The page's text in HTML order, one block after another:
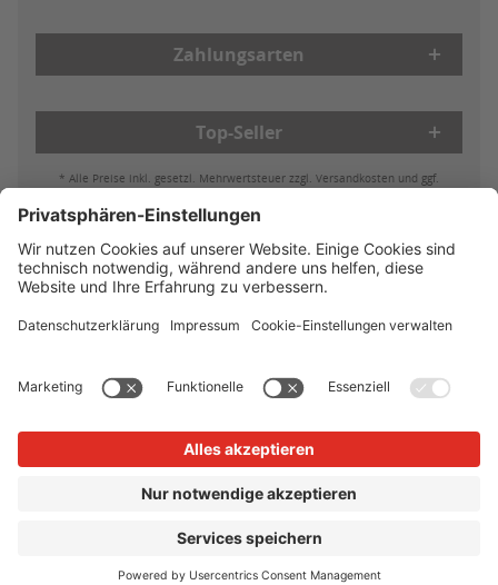
Zahlungsarten
Top-Seller
* Alle Preise inkl. gesetzl. Mehrwertsteuer zzgl. Versandkosten und ggf.
Batterieleistung & Entsorgung
Widerruf
Reklamationen
AGB
Datenschutz Impressum Vertrag widerrufen